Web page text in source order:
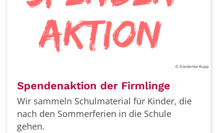
© Friederike Rupp
Spendenaktion der Firmlinge
Wir sammeln Schulmaterial für Kinder, die
nach den Sommerferien in die Schule
gehen.